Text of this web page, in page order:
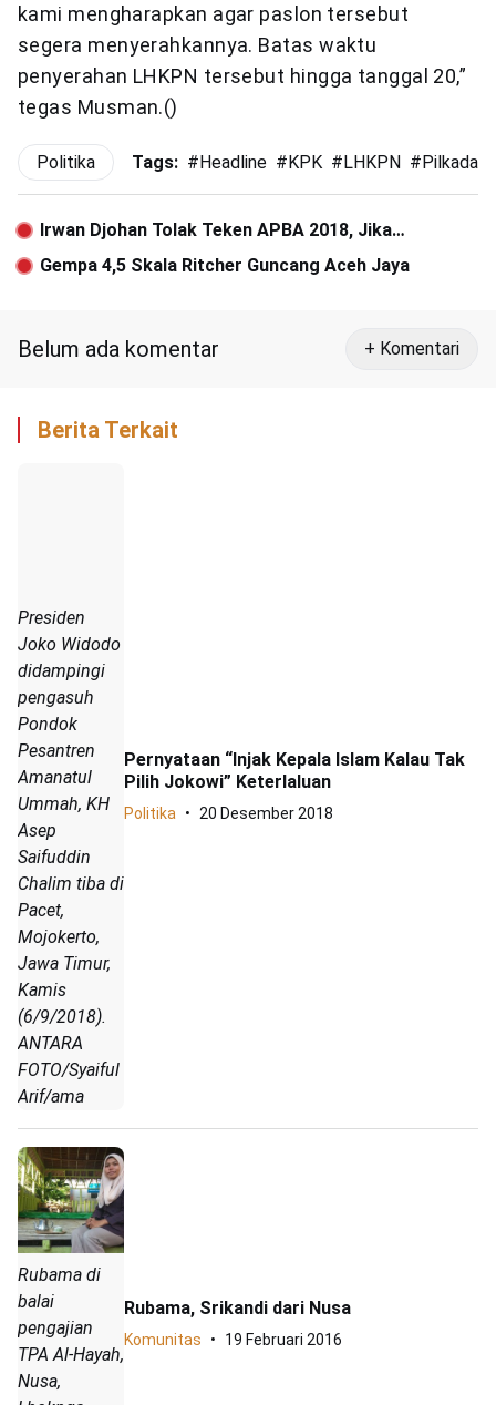
kami mengharapkan agar paslon tersebut
segera menyerahkannya. Batas waktu
penyerahan LHKPN tersebut hingga tanggal 20,”
tegas Musman.()
Politika Tags: #Headline #KPK #LHKPN #Pilkada
Irwan Djohan Tolak Teken APBA 2018, Jika…
Gempa 4,5 Skala Ritcher Guncang Aceh Jaya
Belum ada komentar + Komentari
Berita Terkait
Presiden
Joko Widodo
didampingi
pengasuh
Pondok
Pesantren
Amanatul
Ummah, KH
Asep
Saifuddin
Chalim tiba di
Pacet,
Mojokerto,
Jawa Timur,
Kamis
(6/9/2018).
ANTARA
FOTO/Syaiful
Arif/ama
Pernyataan “Injak Kepala Islam Kalau Tak
Pilih Jokowi” Keterlaluan
Politika 20 Desember 2018
Rubama di
balai
pengajian
TPA Al-Hayah,
Nusa,
Rubama, Srikandi dari Nusa
Komunitas 19 Februari 2016